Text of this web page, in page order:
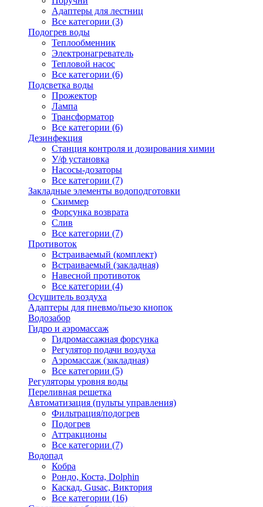
Адаптеры для лестниц
Все категории (3)
Подогрев воды
Теплообменник
Электронагреватель
Тепловой насос
Все категории (6)
Подсветка воды
Прожектор
Лампа
Трансформатор
Все категории (6)
Дезинфекция
Станция контроля и дозирования химии
У/ф установка
Насосы-дозаторы
Все категории (7)
Закладные элементы водоподготовки
Скиммер
Форсунка возврата
Слив
Все категории (7)
Противоток
Встраиваемый (комплект)
Встраиваемый (закладная)
Навесной противоток
Все категории (4)
Осушитель воздуха
Адаптеры для пневмо/пьезо кнопок
Водозабор
Гидро и аэромассаж
Гидромассажная форсунка
Регулятор подачи воздуха
Аэромассаж (закладная)
Все категории (5)
Регуляторы уровня воды
Переливная решетка
Автоматизация (пульты управления)
Фильтрация/подогрев
Подогрев
Аттракционы
Все категории (7)
Водопад
Кобра
Рондо, Коста, Dolphin
Каскад, Gusac, Виктория
Все категории (16)